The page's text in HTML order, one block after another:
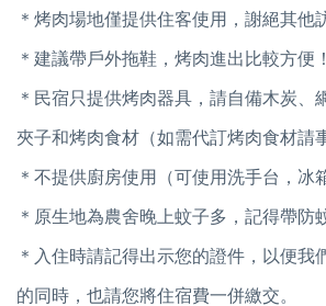
＊烤肉場地僅提供住客使用，謝絕其他
＊建議帶戶外拖鞋，烤肉進出比較方便！
＊民宿只提供烤肉器具，請自備木炭、
夾子和烤肉食材（如需代訂烤肉食材請
＊不提供廚房使用（可使用洗手台，冰
＊原生地為農舍晚上蚊子多，記得帶防
＊入住時請記得出示您的證件，以便我
的同時，也請您將住宿費一併繳交。